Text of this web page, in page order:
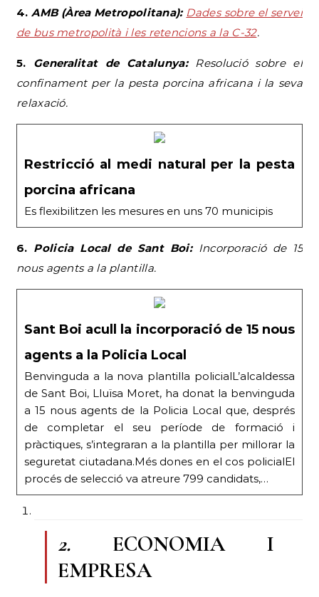
4. AMB (Àrea Metropolitana): Dades sobre el servei
de bus metropolità i les retencions a la C-32.
5. Generalitat de Catalunya:Resolució sobre el
confinament per la pesta porcina africana i la seva
relaxació.
Restricció al medi natural per la pesta
porcina africana
Es flexibilitzen les mesures en uns 70 municipis
6. Policia Local de Sant Boi:Incorporació de 15
nous agents a la plantilla.
Sant Boi acull la incorporació de 15 nous
agents a la Policia Local
Benvinguda a la nova plantilla policialL’alcaldessa
de Sant Boi, Lluïsa Moret, ha donat la benvinguda
a 15 nous agents de la Policia Local que, després
de completar el seu període de formació i
pràctiques, s’integraran a la plantilla per millorar la
seguretat ciutadana.Més dones en el cos policialEl
procés de selecció va atreure 799 candidats,…
2. ECONOMIA I
EMPRESA